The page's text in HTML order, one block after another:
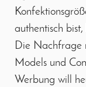
authentisch
Die Nachfrage
Models und
Werbung will